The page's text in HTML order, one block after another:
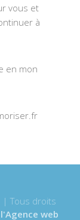
vous et
à
en mon
| Tous droits
l'Agence web